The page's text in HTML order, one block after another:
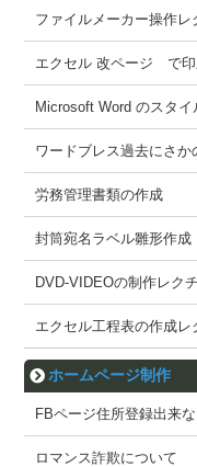
ファイルメーカー操作
エクセル 改ページ で印
Microsoft Word のスタ
ワードブレス過去にさか
労務管理書類の作成
封筒宛名ラベル雛形作成
DVD-VIDEOの制作レク
エクセル工程表の作成レ
ホームページ制作
FBページ住所登録出来
ロマンス詐欺について